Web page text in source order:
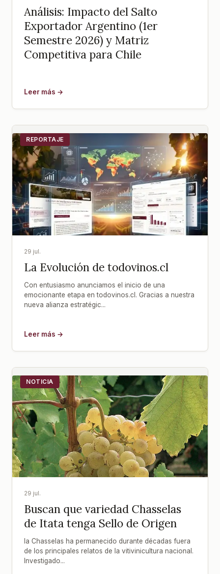
Análisis: Impacto del Salto
Exportador Argentino (1er
Semestre 2026) y Matriz
Competitiva para Chile
Leer más →
REPORTAJE
29 jul.
La Evolución de todovinos.cl
Con entusiasmo anunciamos el inicio de una
emocionante etapa en todovinos.cl. Gracias a nuestra
nueva alianza estratégic...
Leer más →
NOTICIA
29 jul.
Buscan que variedad Chasselas
de Itata tenga Sello de Origen
la Chasselas ha permanecido durante décadas fuera
de los principales relatos de la vitivinicultura nacional.
Investigado...